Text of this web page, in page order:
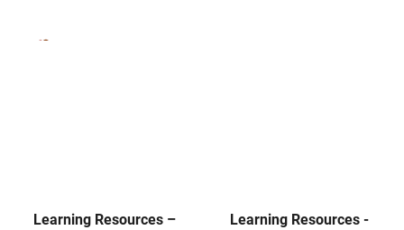
Learning Resources –
Learning Resources -